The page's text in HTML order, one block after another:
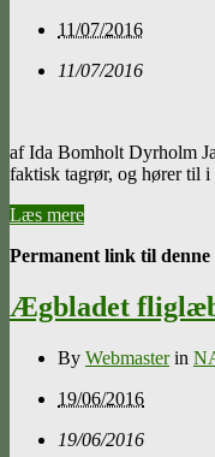
11/07/2016
11/07/2016
af Ida Bomholt Dyrholm
faktisk tagrør, og hører til
Læs mere
Permanent link til
Ægbladet
By Webmasterin
19/06/2016
19/06/2016